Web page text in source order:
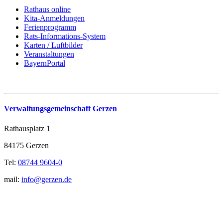
Rathaus online
Kita-Anmeldungen
Ferienprogramm
Rats-Informations-System
Karten / Luftbilder
Veranstaltungen
BayernPortal
Verwaltungsgemeinschaft Gerzen
Rathausplatz 1
84175 Gerzen
Tel: 08744 9604-0
mail: info@gerzen.de